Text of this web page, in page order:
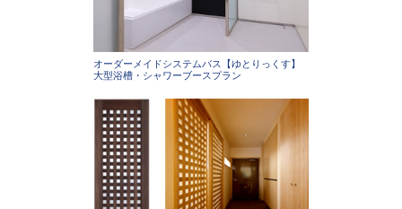
オーダーメイドシステムバス【ゆとりっくす】
大型浴槽・シャワーブースプラン